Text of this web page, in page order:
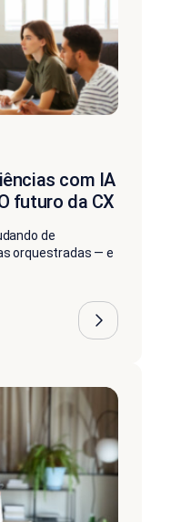
com IA
futuro da CX
de
orquestradas — e